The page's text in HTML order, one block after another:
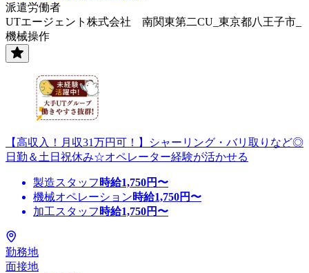
派遣労働者
UTエージェント株式会社 南関東第二CU_東京都八王子市_
機械操作
【高収入！月収31万円可！】シャーリング・バリ取りなど◎
日勤＆土日祝休み☆オペレーター経験が活かせる
製造スタッフ 時給1,750円〜
機械オペレーション時給1,750円〜
加工スタッフ 時給1,750円〜
勤務地
面接地